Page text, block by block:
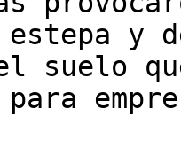
y
el suelo
para